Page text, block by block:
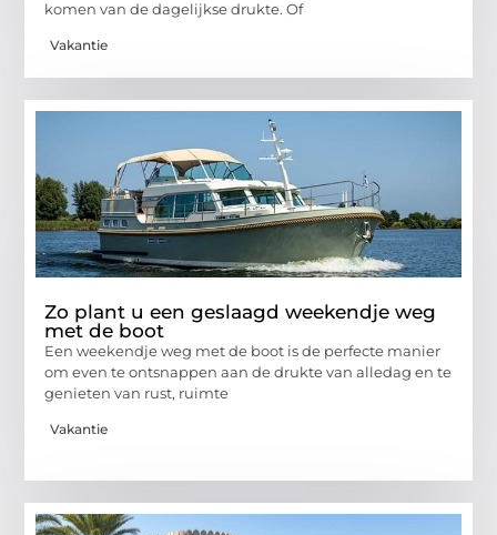
komen van de dagelijkse drukte. Of
Vakantie
Zo plant u een geslaagd weekendje weg
met de boot
Een weekendje weg met de boot is de perfecte manier
om even te ontsnappen aan de drukte van alledag en te
genieten van rust, ruimte
Vakantie